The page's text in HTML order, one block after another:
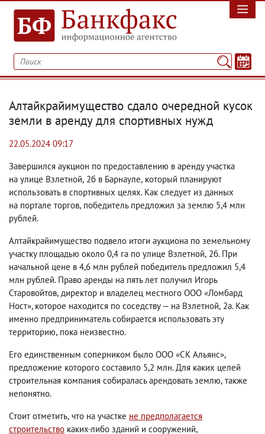
Алтайкрайимущество сдало очередной кусок
земли в аренду для спортивных нужд
22.05.2024 09:17
Завершился аукцион по предоставлению в аренду участка
на улице Взлетной, 2б в Барнауле, который планируют
использовать в спортивных целях. Как следует из данных
на портале торгов, победитель предложил за землю 5,4 млн
рублей.
Алтайкрайимущество подвело итоги аукциона по земельному
участку площадью около 0,4 га по улице Взлетной, 2б. При
начальной цене в 4,6 млн рублей победитель предложил 5,4
млн рублей. Право аренды на пять лет получил Игорь
Старовойтов, директор и владелец местного ООО «Ломбард
Ност», которое находится по соседству — на Взлетной, 2а. Как
именно предприниматель собирается использовать эту
территорию, пока неизвестно.
Его единственным соперником было ООО «СК Альянс»,
предложение которого составило 5,2 млн. Для каких целей
строительная компания собиралась арендовать землю, также
непонятно.
Стоит отметить, что на участке не предполагается
строительство каких-либо зданий и сооружений,